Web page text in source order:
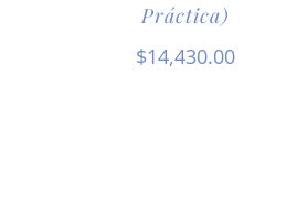
Práctica)
$14,430.00